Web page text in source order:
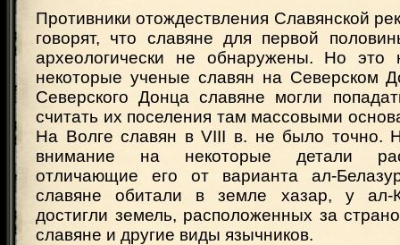
Противники отождествления Славянской
говорят, что славяне для первой
археологически не обнаружены. Но это
некоторые ученые славян на Северском
Северского Донца славяне могли
считать их поселения там массовыми
На Волге славян в VIII в. не было точно.
внимание на некоторые детали
отличающие его от варианта ал-
славяне обитали в земле хазар, у ал-
достигли земель, расположенных за
славяне и другие виды язычников.